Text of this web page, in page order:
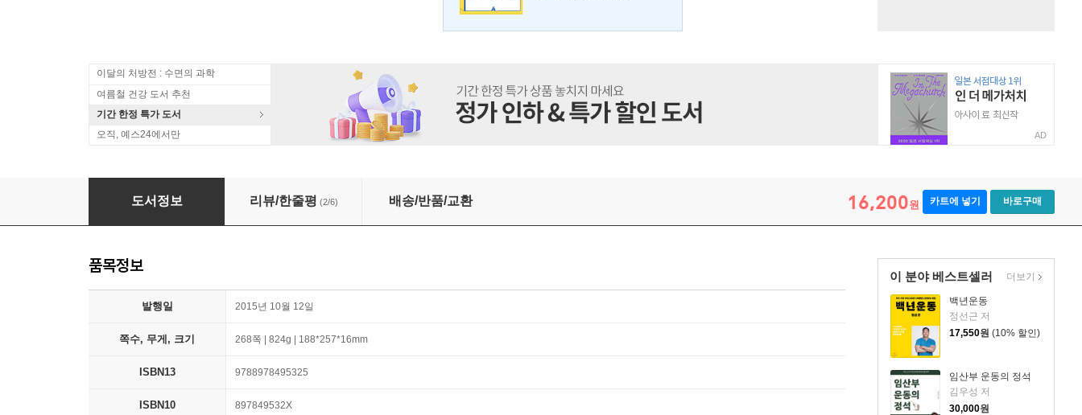
이달의 처방전 : 수면의 과학
여름철 건강 도서 추천
기간 한정 특가 도서
오직, 예스24에서만
AD
트레이너 강 코어 운동 가이드
도서정보 리뷰/한줄평 (2/6) 배송/반품/교환 16,200원 카트에 넣기 바로구매
이 분야 베스트셀러
백년운동
정선근 저
17,550원 (10% 할인)
임산부 운동의 정석
김우성 저
30,000원
더보기
품목정보
발행일 2015년 10월 12일
쪽수, 무게, 크기 268쪽 | 824g | 188*257*16mm
ISBN13 9788978495325
ISBN10 897849532X